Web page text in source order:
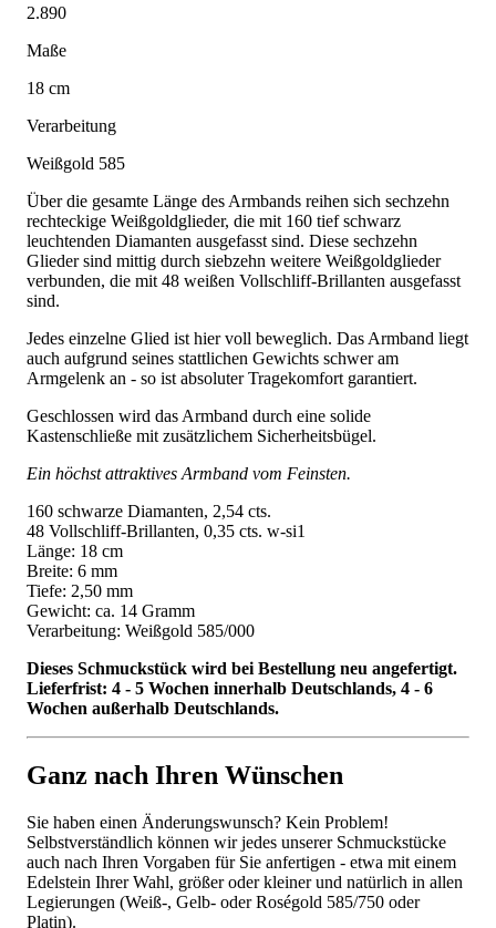
2.890
Maße
18 cm
Verarbeitung
Weißgold 585
Über die gesamte Länge des Armbands reihen sich sechzehn
rechteckige Weißgoldglieder, die mit 160 tief schwarz
leuchtenden Diamanten ausgefasst sind. Diese sechzehn
Glieder sind mittig durch siebzehn weitere Weißgoldglieder
verbunden, die mit 48 weißen Vollschliff-Brillanten ausgefasst
sind.
Jedes einzelne Glied ist hier voll beweglich. Das Armband liegt
auch aufgrund seines stattlichen Gewichts schwer am
Armgelenk an - so ist absoluter Tragekomfort garantiert.
Geschlossen wird das Armband durch eine solide
Kastenschließe mit zusätzlichem Sicherheitsbügel.
Ein höchst attraktives Armband vom Feinsten.
160 schwarze Diamanten, 2,54 cts.
48 Vollschliff-Brillanten, 0,35 cts. w-si1
Länge: 18 cm
Breite: 6 mm
Tiefe: 2,50 mm
Gewicht: ca. 14 Gramm
Verarbeitung: Weißgold 585/000
Dieses Schmuckstück wird bei Bestellung neu angefertigt.
Lieferfrist: 4 - 5 Wochen innerhalb Deutschlands, 4 - 6
Wochen außerhalb Deutschlands.
Ganz nach Ihren Wünschen
Sie haben einen Änderungswunsch? Kein Problem!
Selbstverständlich können wir jedes unserer Schmuckstücke
auch nach Ihren Vorgaben für Sie anfertigen - etwa mit einem
Edelstein Ihrer Wahl, größer oder kleiner und natürlich in allen
Legierungen (Weiß-, Gelb- oder Roségold 585/750 oder
Platin).